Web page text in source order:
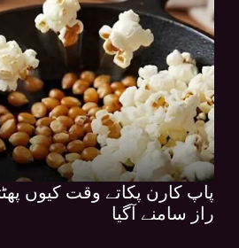
پاپ کارن پکاتے وقت کیوں
راز سامنے آگیا